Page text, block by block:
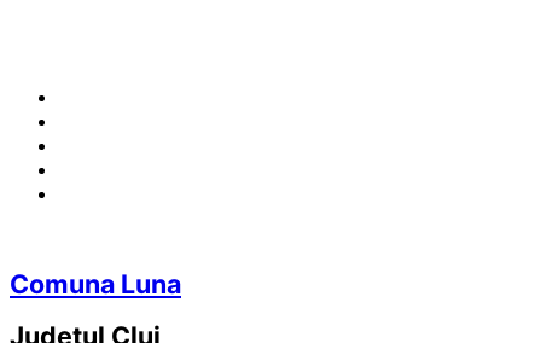
Comuna Luna
Județul Cluj